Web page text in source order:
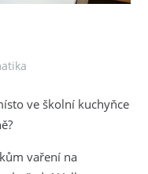
ve školní kuchyňce
vaření na